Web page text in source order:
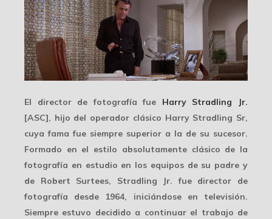
El director de fotografía fue Harry Stradling Jr.
[ASC], hijo del operador clásico Harry Stradling Sr,
cuya fama fue siempre superior a la de su sucesor.
Formado en el estilo absolutamente clásico de la
fotografía en estudio en los equipos de su padre y
de Robert Surtees, Stradling Jr. fue director de
fotografía desde 1964, iniciándose en televisión.
Siempre estuvo decidido a continuar el trabajo de